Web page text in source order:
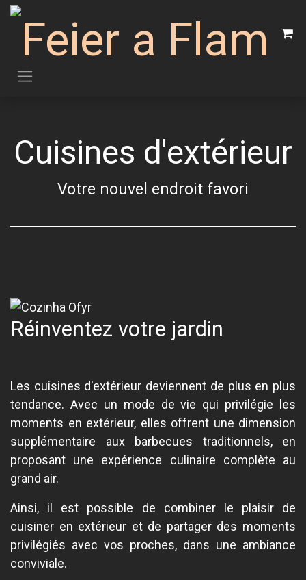
Se rendre au contenu
Cuisines d'extérieur
Votre nouvel endroit favori
Réinventez votre jardin
Les cuisines d'extérieur deviennent de plus en plus
tendance. Avec un mode de vie qui privilégie les
moments en extérieur, elles offrent une dimension
supplémentaire aux barbecues traditionnels, en
proposant une expérience culinaire complète au
grand air.
Ainsi, il est possible de combiner le plaisir de
cuisiner en extérieur et de partager des moments
privilégiés avec vos proches, dans une ambiance
conviviale.